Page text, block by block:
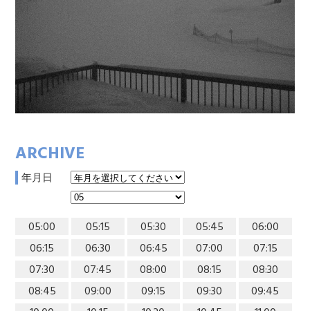
ARCHIVE
年月日
05:00 05:15 05:30 05:45
06:00
06:15
06:30 06:45 07:00
07:15
07:30
07:45 08:00 08:15
08:30
08:45
09:00 09:15 09:30
09:45